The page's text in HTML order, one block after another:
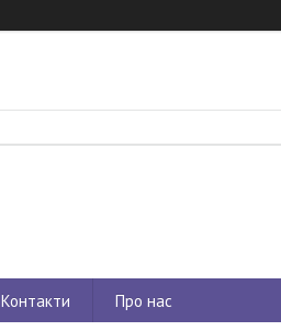
Контакти Про нас